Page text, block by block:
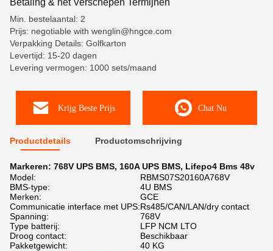
Min. bestelaantal: 2
Prijs: negotiable with wenglin@hngce.com
Verpakking Details: Golfkarton
Levertijd: 15-20 dagen
Levering vermogen: 1000 sets/maand
Krijg Beste Prijs Chat Nu
Productdetails Productomschrijving
Markeren: 768V UPS BMS, 160A UPS BMS, Lifepo4 Bms 48v
Model:
RBMS07S20160A768V
BMS-type:
4U BMS
Merken:
GCE
Communicatie interface met UPS:Rs485/CAN/LAN/dry contact
Spanning:
768V
Type batterij:
LFP NCM LTO
Droog contact:
Beschikbaar
Pakketgewicht:
40 KG